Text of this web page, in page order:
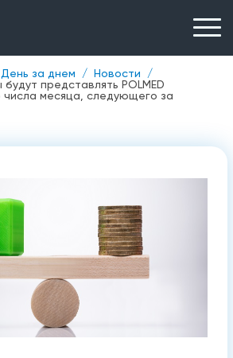
День за днем
Новости
представлять POLMED
числа месяца, следующего за